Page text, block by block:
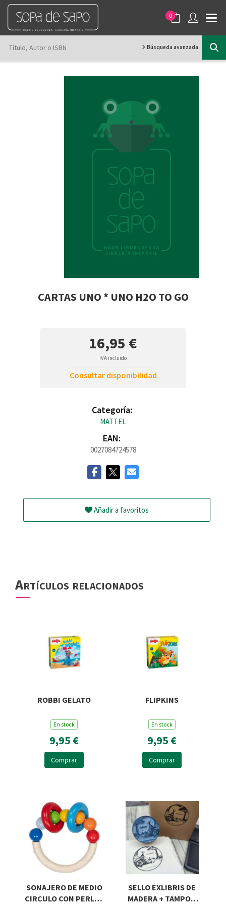
0
Búsqueda avanzada
CARTAS UNO * UNO H2O TO GO
16,95 €
IVA incluido
Consultar disponibilidad
Categoría:
MATTEL
EAN:
0027084724578
Añadir a favoritos
Artículos relacionados
ROBBI GELATO
En stock
9,95 €
Comprar
FLIPKINS
En stock
9,95 €
Comprar
SONAJERO DE MEDIO
CIRCULO CON PERLAS
SELLO EXLIBRIS DE
MADERA + TAMPON